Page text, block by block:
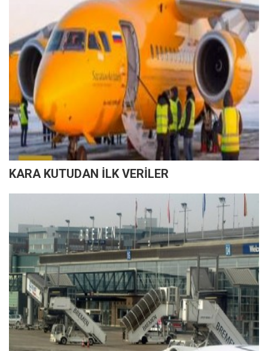
KARA KUTUDAN İLK VERİLER